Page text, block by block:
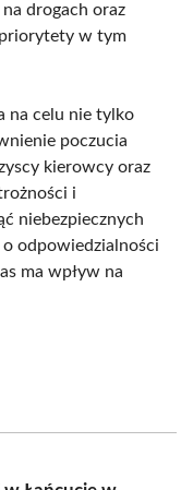
drogach oraz
priorytety w tym
na celu nie tylko
poczucia
kierowcy oraz
i
niebezpiecznych
odpowiedzialności
ma wpływ na